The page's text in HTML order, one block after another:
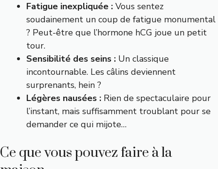
Fatigue inexpliquée : Vous sentez
soudainement un coup de fatigue monumental
? Peut-être que l’hormone hCG joue un petit
tour.
Sensibilité des seins : Un classique
incontournable. Les câlins deviennent
surprenants, hein ?
Légères nausées : Rien de spectaculaire pour
l’instant, mais suffisamment troublant pour se
demander ce qui mijote…
Ce que vous pouvez faire à la